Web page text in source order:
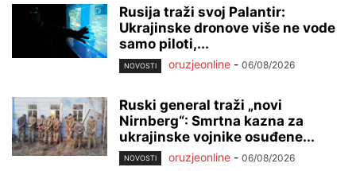
Rusija traži svoj Palantir:
Ukrajinske dronove više ne vode
samo piloti,...
NOVOSTI oruzjeonline - 06/08/2026
Ruski general traži „novi
Nirnberg“: Smrtna kazna za
ukrajinske vojnike osuđene...
NOVOSTI oruzjeonline - 06/08/2026